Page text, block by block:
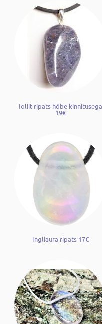
Ioliit ripats hõbe kinnitusega
19€
Ingliaura ripats 17€